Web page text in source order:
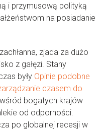
i przymusową polityką
na posiadanie
zjada za dużo
z gałęzi. Stany
były Opinie podobne
czasem do
bogatych krajów
od odporności.
po globalnej recesji w